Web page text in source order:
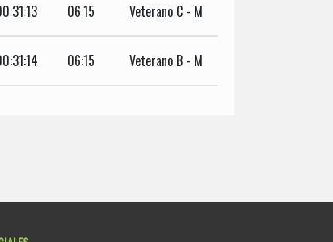
06:15 Veterano C - M
06:15 Veterano B - M